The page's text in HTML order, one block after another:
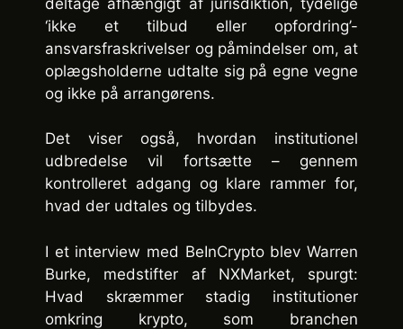
‘ikke et tilbud eller opfordring’-
ansvarsfraskrivelser og påmindelser om, at
oplægsholderne udtalte sig på egne vegne
og ikke på arrangørens.
Det viser også, hvordan institutionel
udbredelse vil fortsætte – gennem
kontrolleret adgang og klare rammer for,
hvad der udtales og tilbydes.
I et interview med BeInCrypto blev Warren
Burke, medstifter af NXMarket, spurgt:
Hvad skræmmer stadig institutioner
omkring krypto, som branchen